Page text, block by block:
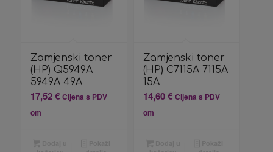
Zamjenski toner
(HP) Q5949A
5949A 49A
17,52€ Cijena s PDV
om
Zamjenski toner
(HP) C7115A 7115A
15A
14,60€ Cijena s PDV
om